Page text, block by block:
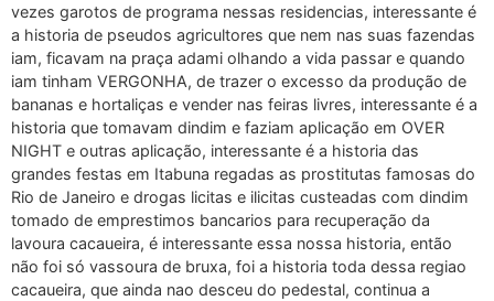
vezes garotos de programa nessas residencias, interessante é
a historia de pseudos agricultores que nem nas suas fazendas
iam, ficavam na praça adami olhando a vida passar e quando
iam tinham VERGONHA, de trazer o excesso da produção de
bananas e hortaliças e vender nas feiras livres, interessante é a
historia que tomavam dindim e faziam aplicação em OVER
NIGHT e outras aplicação, interessante é a historia das
grandes festas em Itabuna regadas as prostitutas famosas do
Rio de Janeiro e drogas licitas e ilicitas custeadas com dindim
tomado de emprestimos bancarios para recuperação da
lavoura cacaueira, é interessante essa nossa historia, então
não foi só vassoura de bruxa, foi a historia toda dessa regiao
cacaueira, que ainda nao desceu do pedestal, continua a